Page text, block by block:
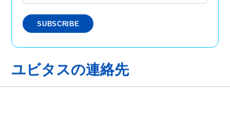
ユビタスの連絡先